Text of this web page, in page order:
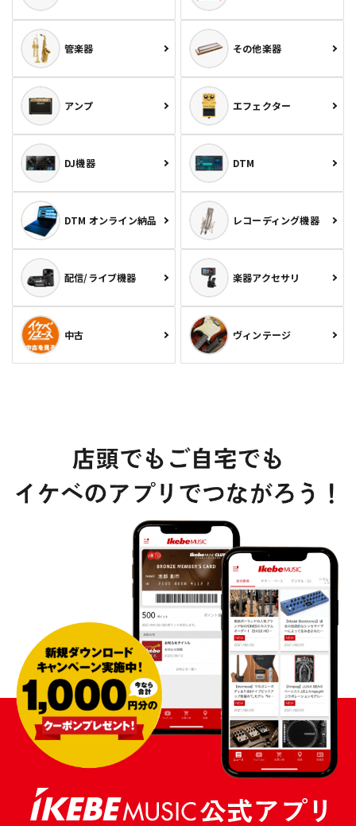
管楽器 その他楽器
アンプ エフェクター
DJ機器 DTM
DTM オンライン納品 レコーディング機器
配信/ライブ機器 楽器アクセサリ
中古 ヴィンテージ